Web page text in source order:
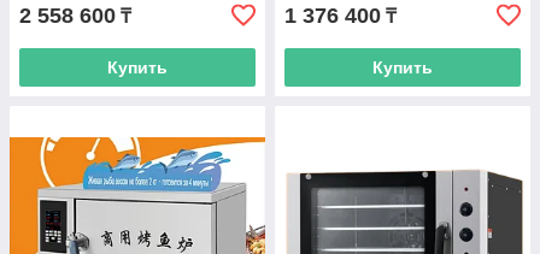
2 558 600 ₸
Купить
1 376 400 ₸
Купить